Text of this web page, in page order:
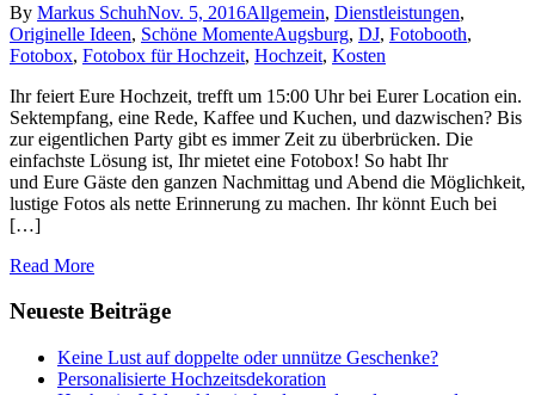
By Markus SchuhNov. 5, 2016Allgemein, Dienstleistungen,
Originelle Ideen, Schöne MomenteAugsburg, DJ, Fotobooth,
Fotobox, Fotobox für Hochzeit, Hochzeit, Kosten
Ihr feiert Eure Hochzeit, trefft um 15:00 Uhr bei Eurer Location ein.
Sektempfang, eine Rede, Kaffee und Kuchen, und dazwischen? Bis
zur eigentlichen Party gibt es immer Zeit zu überbrücken. Die
einfachste Lösung ist, Ihr mietet eine Fotobox! So habt Ihr
und Eure Gäste den ganzen Nachmittag und Abend die Möglichkeit,
lustige Fotos als nette Erinnerung zu machen. Ihr könnt Euch bei
[…]
Read More
Neueste Beiträge
Keine Lust auf doppelte oder unnütze Geschenke?
Personalisierte Hochzeitsdekoration